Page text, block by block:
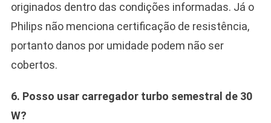
originados dentro das condições informadas. Já o
Philips não menciona certificação de resistência,
portanto danos por umidade podem não ser
cobertos.
6. Posso usar carregador turbo semestral de 30
W?